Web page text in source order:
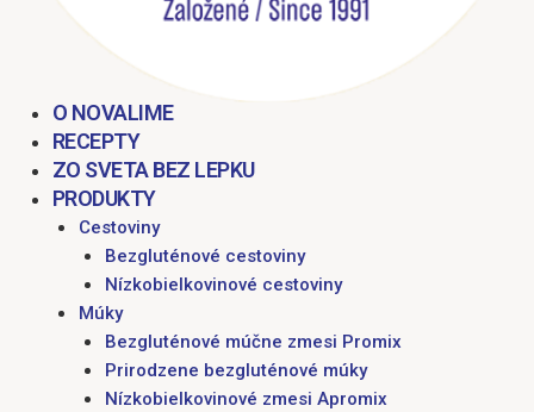
O NOVALIME
RECEPTY
ZO SVETA BEZ LEPKU
PRODUKTY
Cestoviny
Bezgluténové cestoviny
Nízkobielkovinové cestoviny
Múky
Bezgluténové múčne zmesi Promix
Prirodzene bezgluténové múky
Nízkobielkovinové zmesi Apromix